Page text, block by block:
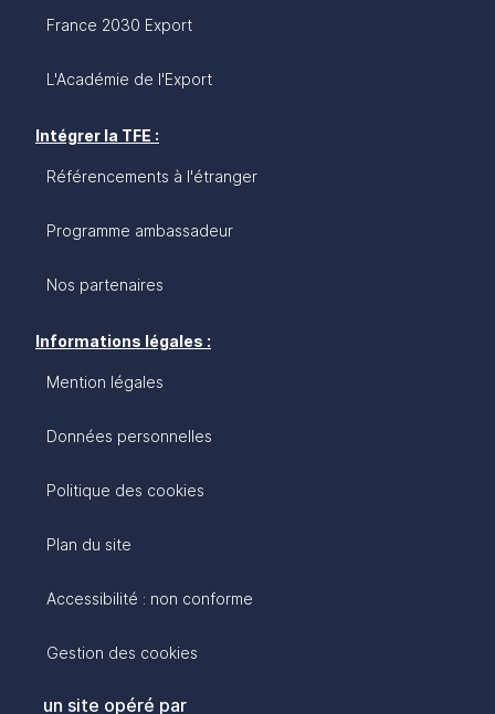
France 2030 Export
L'Académie de l'Export
Intégrer la TFE :
Référencements à l'étranger
Programme ambassadeur
Nos partenaires
Informations légales :
Mention légales
Données personnelles
Politique des cookies
Plan du site
Accessibilité : non conforme
Gestion des cookies
un site opéré par